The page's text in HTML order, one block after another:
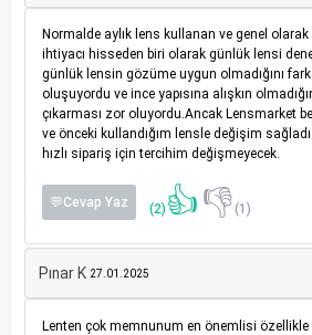
Normalde aylık lens kullanan ve genel
ihtiyacı hisseden biri olarak günlük lensi
günlük lensin gözüme uygun olmadığını
oluşuyordu ve ince yapısına alışkın
çıkarması zor oluyordu.Ancak Lensmarket
ve önceki kullandığım lensle değişim
hızlı sipariş için tercihim değişmeyecek.
💬Cevap Yaz (2) 👍👎(1)
Pınar K 27.01.2025
Lenten çok memnunum en önemlisi özellikle